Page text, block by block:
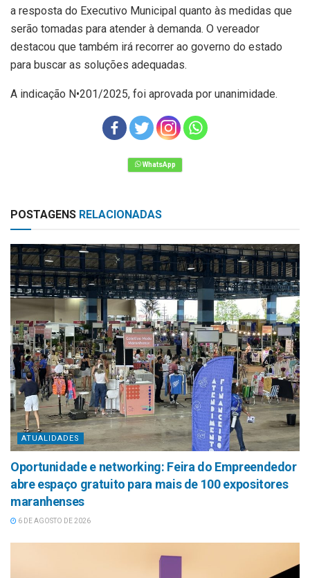
a resposta do Executivo Municipal quanto às medidas que
serão tomadas para atender à demanda. O vereador
destacou que também irá recorrer ao governo do estado
para buscar as soluções adequadas.
A indicação N•201/2025, foi aprovada por unanimidade.
POSTAGENS RELACIONADAS
ATUALIDADES
Oportunidade e networking: Feira do Empreendedor
abre espaço gratuito para mais de 100 expositores
maranhenses
6 DE AGOSTO DE 2026